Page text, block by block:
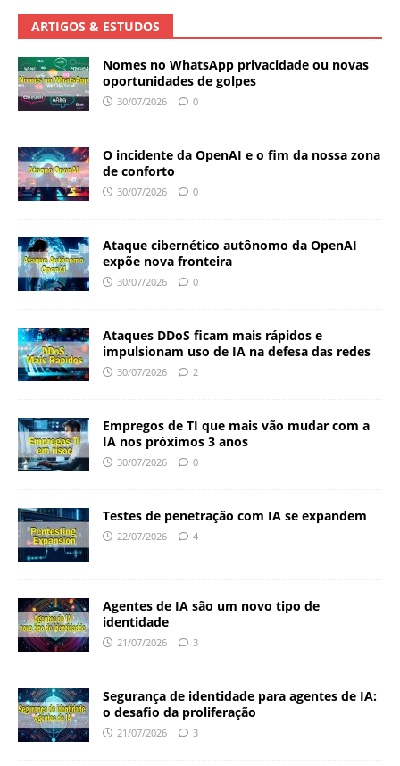
ARTIGOS & ESTUDOS
Nomes no WhatsApp privacidade ou novas
oportunidades de golpes
30/07/2026 0
O incidente da OpenAI e o fim da nossa zona
de conforto
30/07/2026 0
Ataque cibernético autônomo da OpenAI
expõe nova fronteira
30/07/2026 0
Ataques DDoS ficam mais rápidos e
impulsionam uso de IA na defesa das redes
30/07/2026 2
Empregos de TI que mais vão mudar com a
IA nos próximos 3 anos
30/07/2026 0
Testes de penetração com IA se expandem
22/07/2026 4
Agentes de IA são um novo tipo de
identidade
21/07/2026 3
Segurança de identidade para agentes de IA:
o desafio da proliferação
21/07/2026 3